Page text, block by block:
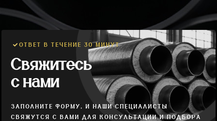
ОТВЕТ В ТЕЧЕНИЕ 30 МИНУТ
Свяжитесь
с нами
ЗАПОЛНИТЕ ФОРМУ, И НАШИ СПЕЦИАЛИСТЫ
СВЯЖУТСЯ С ВАМИ ДЛЯ КОНСУЛЬТАЦИИ И ПОДБОРА